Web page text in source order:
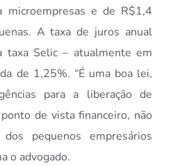
e de R$1,4
A taxa de juros anual
taxa Selic – atualmente em
de 1,25%. “É uma boa lei,
para a liberação de
de vista financeiro, não
pequenos empresários
o advogado.